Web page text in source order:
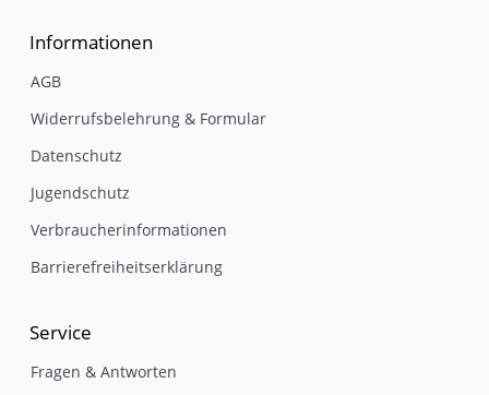
Informationen
AGB
Widerrufsbelehrung & Formular
Datenschutz
Jugendschutz
Verbraucherinformationen
Barrierefreiheitserklärung
Service
Fragen & Antworten